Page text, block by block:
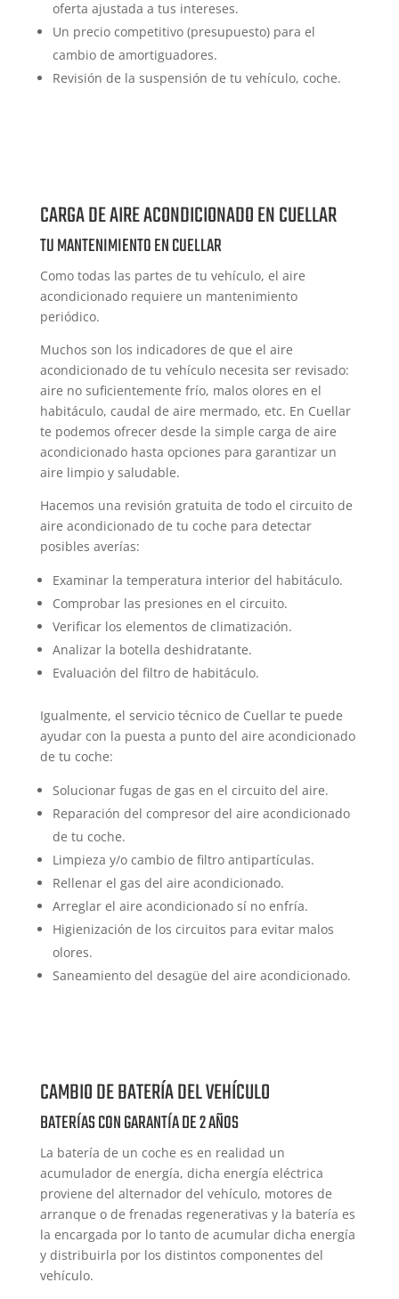
oferta ajustada a tus intereses.
Un precio competitivo (presupuesto) para el
cambio de amortiguadores.
Revisión de la suspensión de tu vehículo, coche.
CARGA DE AIRE ACONDICIONADO EN CUELLAR
TU MANTENIMIENTO EN CUELLAR
Como todas las partes de tu vehículo, el aire
acondicionado requiere un mantenimiento
periódico.
Muchos son los indicadores de que el aire
acondicionado de tu vehículo necesita ser revisado:
aire no suficientemente frío, malos olores en el
habitáculo, caudal de aire mermado, etc. En Cuellar
te podemos ofrecer desde la simple carga de aire
acondicionado hasta opciones para garantizar un
aire limpio y saludable.
Hacemos una revisión gratuita de todo el circuito de
aire acondicionado de tu coche para detectar
posibles averías:
Examinar la temperatura interior del habitáculo.
Comprobar las presiones en el circuito.
Verificar los elementos de climatización.
Analizar la botella deshidratante.
Evaluación del filtro de habitáculo.
Igualmente, el servicio técnico de Cuellar te puede
ayudar con la puesta a punto del aire acondicionado
de tu coche:
Solucionar fugas de gas en el circuito del aire.
Reparación del compresor del aire acondicionado
de tu coche.
Limpieza y/o cambio de filtro antipartículas.
Rellenar el gas del aire acondicionado.
Arreglar el aire acondicionado sí no enfría.
Higienización de los circuitos para evitar malos
olores.
Saneamiento del desagüe del aire acondicionado.
CAMBIO DE BATERÍA DEL VEHÍCULO
BATERÍAS CON GARANTÍA DE 2 AÑOS
La batería de un coche es en realidad un
acumulador de energía, dicha energía eléctrica
proviene del alternador del vehículo, motores de
arranque o de frenadas regenerativas y la batería es
la encargada por lo tanto de acumular dicha energía
y distribuirla por los distintos componentes del
vehículo.